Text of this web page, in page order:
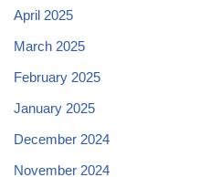
April 2025
March 2025
February 2025
January 2025
December 2024
November 2024